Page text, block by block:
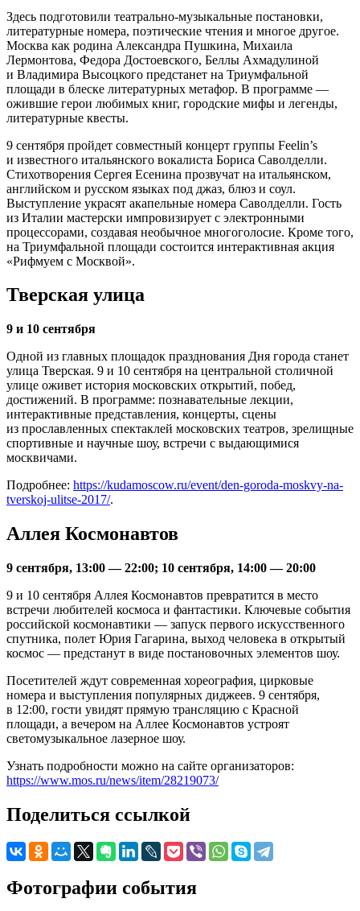
Здесь подготовили театрально-музыкальные постановки,
литературные номера, поэтические чтения и многое другое.
Москва как родина Александра Пушкина, Михаила
Лермонтова, Федора Достоевского, Беллы Ахмадулиной
и Владимира Высоцкого предстанет на Триумфальной
площади в блеске литературных метафор. В программе —
ожившие герои любимых книг, городские мифы и легенды,
литературные квесты.
9 сентября пройдет совместный концерт группы Feelin’s
и известного итальянского вокалиста Бориса Саволделли.
Стихотворения Сергея Есенина прозвучат на итальянском,
английском и русском языках под джаз, блюз и соул.
Выступление украсят акапельные номера Саволделли. Гость
из Италии мастерски импровизирует с электронными
процессорами, создавая необычное многоголосие. Кроме того,
на Триумфальной площади состоится интерактивная акция
«Рифмуем с Москвой».
Тверская улица
9 и 10 сентября
Одной из главных площадок празднования Дня города станет
улица Тверская. 9 и 10 сентября на центральной столичной
улице оживет история московских открытий, побед,
достижений. В программе: познавательные лекции,
интерактивные представления, концерты, сцены
из прославленных спектаклей московских театров, зрелищные
спортивные и научные шоу, встречи с выдающимися
москвичами.
Подробнее: https://kudamoscow.ru/event/den-goroda-moskvy-na-
tverskoj-ulitse-2017/.
Аллея Космонавтов
9 сентября, 13:00 — 22:00; 10 сентября, 14:00 — 20:00
9 и 10 сентября Аллея Космонавтов превратится в место
встречи любителей космоса и фантастики. Ключевые события
российской космонавтики — запуск первого искусственного
спутника, полет Юрия Гагарина, выход человека в открытый
космос — предстанут в виде постановочных элементов шоу.
Посетителей ждут современная хореография, цирковые
номера и выступления популярных диджеев. 9 сентября,
в 12:00, гости увидят прямую трансляцию с Красной
площади, а вечером на Аллее Космонавтов устроят
светомузыкальное лазерное шоу.
Узнать подробности можно на сайте организаторов:
https://www.mos.ru/news/item/28219073/
Поделиться ссылкой
Фотографии события